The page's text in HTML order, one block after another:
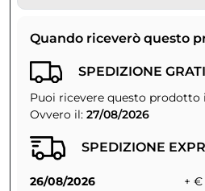
Quando riceverò questo
SPEDIZIONE
Puoi ricevere questo prodotto
Ovvero il: 27/08/2026
SPEDIZIONE
26/08/2026
+ €